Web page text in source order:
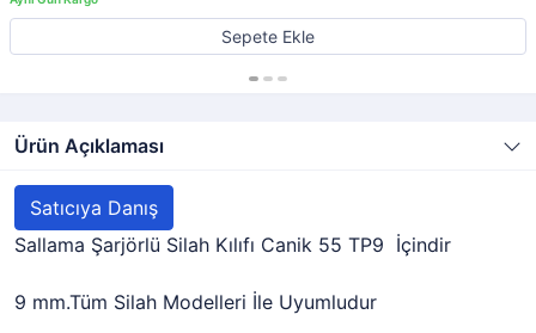
Sepete Ekle
Ürün Açıklaması
Satıcıya Danış
Sallama Şarjörlü Silah Kılıfı Canik 55 TP9 İçindir
9 mm.Tüm Silah Modelleri İle Uyumludur